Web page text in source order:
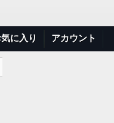
に入り アカウント